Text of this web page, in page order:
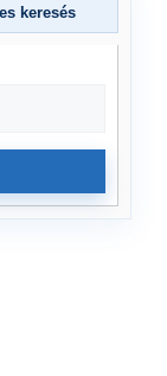
keresés